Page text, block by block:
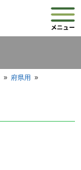
» 府県用 »